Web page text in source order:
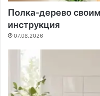
Полка-дерево
инструкция
07.08.2026